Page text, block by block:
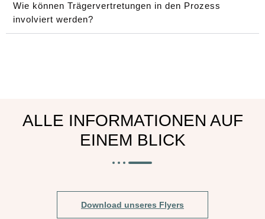
Wie können Trägervertretungen in den Prozess
involviert werden?
ALLE INFORMATIONEN AUF
EINEM BLICK
Download unseres Flyers